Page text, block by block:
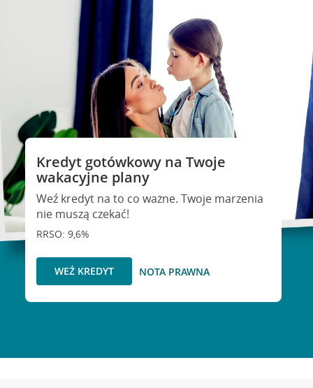
Kredyt gotówkowy na Twoje
wakacyjne plany
Weź kredyt na to co ważne. Twoje marzenia
nie muszą czekać!
RRSO: 9,6%
WEŹ KREDYT NOTA PRAWNA